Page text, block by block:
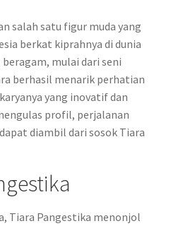
salah satu figur muda yang
berkat kiprahnya di dunia
mulai dari seni
berhasil menarik perhatian
yang inovatif dan
profil, perjalanan
diambil dari sosok Tiara
Tiara Pangestika menonjol